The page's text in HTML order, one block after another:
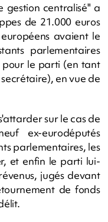
gestion centralisé" a
de 21.000 euros
avaient le
parlementaires
le parti (en tant
en vue de
sur le cas de
ex-eurodéputés
parlementaires, les
et enfin le parti lui-
jugés devant
de fonds